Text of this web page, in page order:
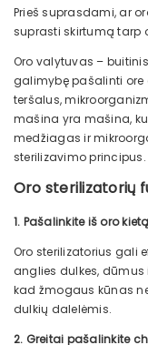
Prieš suprasdami, ar
suprasti skirtumą tarp
Oro valytuvas –
galimybę pašalinti ore
teršalus,
mašina yra mašina,
medžiagas ir
sterilizavimo principus.
Oro sterilizatorių
1. Pašalinkite iš oro
Oro sterilizatorius gali
anglies dulkes,
kad žmogaus kūnas
dulkių dalelėmis.
2. Greitai pašalinkite